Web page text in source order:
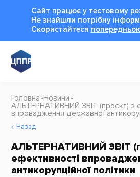
Сайт працює у тестовому
Не знайшли потрібну
Cкористайтеся
Головна Новини
АЛЬТЕРНАТИВНИЙ ЗВІТ (проєкт) з
впровадження державної
Назад
АЛЬТЕРНАТИВНИЙ ЗВІТ
ефективності
антикорупційної політики